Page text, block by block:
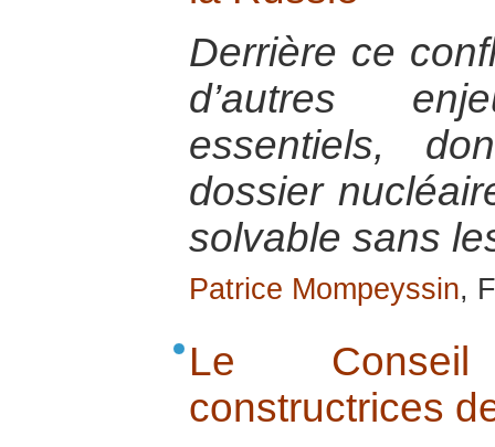
Derrière ce
d’autres
essentiels,
dossier
solvable sans
Patrice Mompeyssin,
Le
constructrices